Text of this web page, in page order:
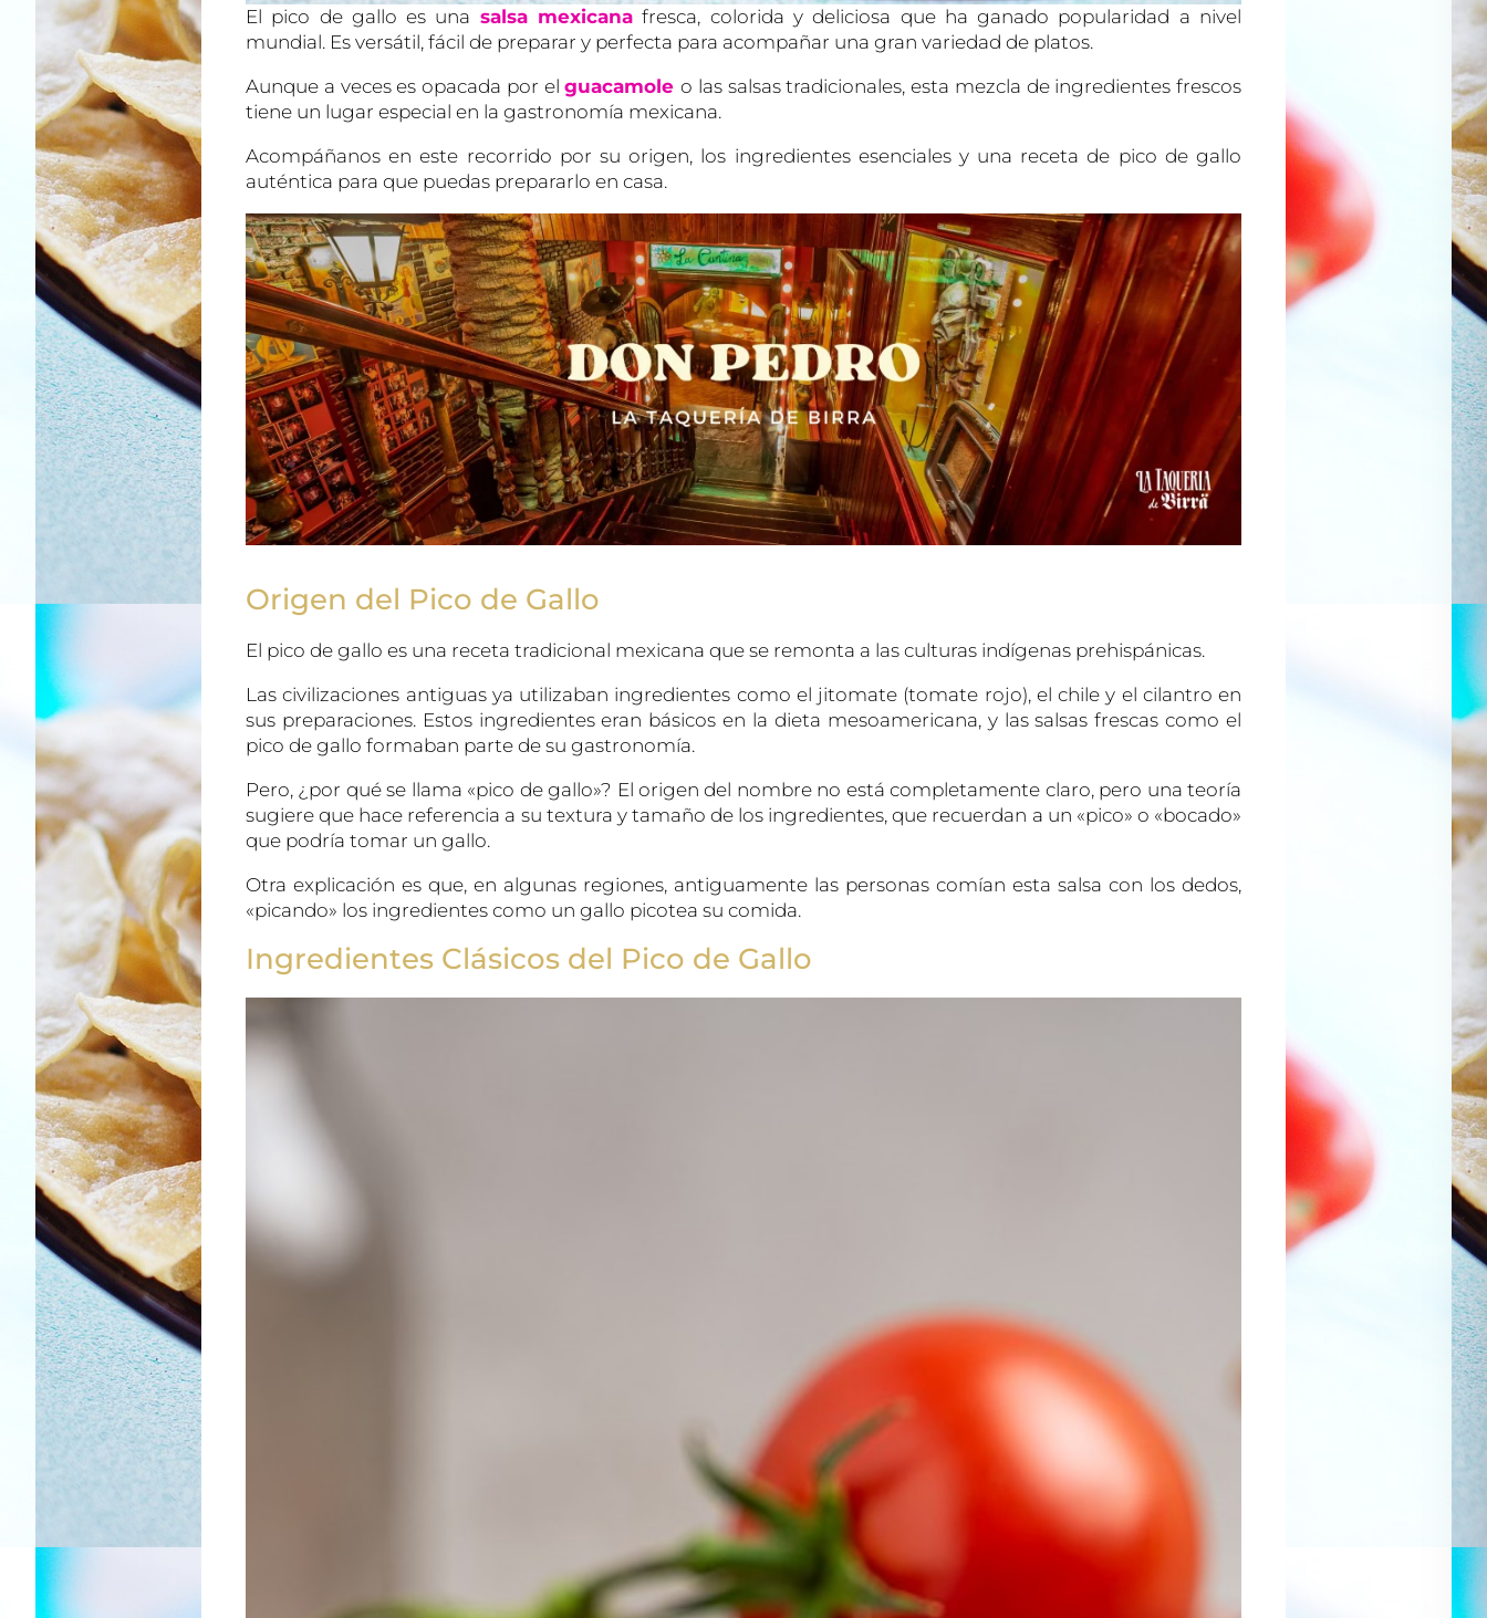
El pico de gallo es una salsa mexicana fresca, colorida y deliciosa que ha ganado popularidad a nivel
mundial. Es versátil, fácil de preparar y perfecta para acompañar una gran variedad de platos.
Aunque a veces es opacada por elguacamole o las salsas tradicionales, esta mezcla de ingredientes frescos
tiene un lugar especial en la gastronomía mexicana.
Acompáñanos en este recorrido por su origen, los ingredientes esenciales y una receta de pico de gallo
auténtica para que puedas prepararlo en casa.
Origen del Pico de Gallo
El pico de gallo es una receta tradicional mexicana que se remonta a las culturas indígenas prehispánicas.
Las civilizaciones antiguas ya utilizaban ingredientes como el jitomate (tomate rojo), el chile y el cilantro en
sus preparaciones. Estos ingredientes eran básicos en la dieta mesoamericana, y las salsas frescas como el
pico de gallo formaban parte de su gastronomía.
Pero, ¿por qué se llama «pico de gallo»? El origen del nombre no está completamente claro, pero una teoría
sugiere que hace referencia a su textura y tamaño de los ingredientes, que recuerdan a un «pico» o «bocado»
que podría tomar un gallo.
Otra explicación es que, en algunas regiones, antiguamente las personas comían esta salsa con los dedos,
«picando» los ingredientes como un gallo picotea su comida.
Ingredientes Clásicos del Pico de Gallo